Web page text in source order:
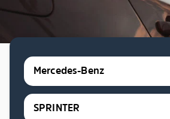
Mercedes-Benz
SPRINTER